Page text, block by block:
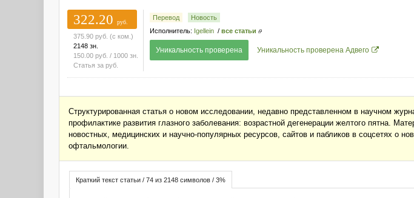
322.20
руб.
375.90 руб. (с ком.)
2148 зн.
150.00 руб. / 1000 зн.
Статья за руб.
Перевод
Новость
Исполнитель: Igellein / все статьи
Уникальность проверена Уникальность проверена Адвего
Структурированная статья о новом исследовании, недавно представленном в научном
профилактике развития глазного заболевания: возрастной дегенерации желтого пятна.
новостных, медицинских и научно-популярных ресурсов, сайтов и пабликов в соцсетях о
офтальмологии.
Краткий текст статьи / 74 из 2148 символов / 3%